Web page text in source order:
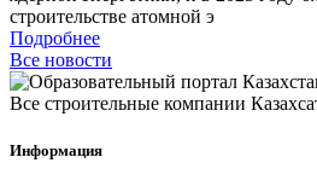
строительстве атомной э
Подробнее
Все новости
Все строительные компании
Информация